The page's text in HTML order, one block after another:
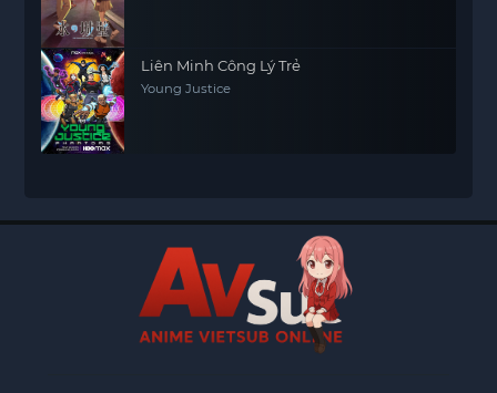
Liên Minh Công Lý Trẻ
Young Justice